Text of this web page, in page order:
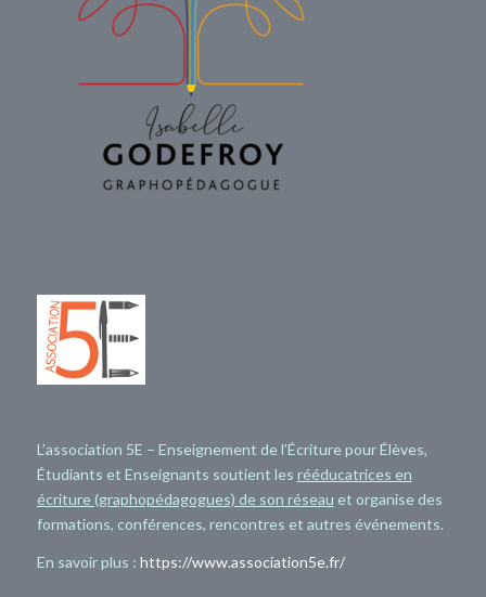
L’association 5E – Enseignement de l’Écriture pour Élèves,
Étudiants et Enseignants soutient les rééducatrices en
écriture (graphopédagogues) de son réseau et organise des
formations, conférences, rencontres et autres événements.
En savoir plus : https://www.association5e.fr/